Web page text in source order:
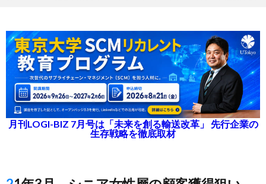
月刊LOGI-BIZ 7月号は「未来を創る輸送改革」 先行企業の
生存戦略を徹底取材